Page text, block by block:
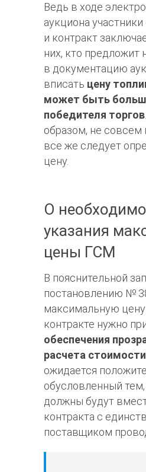
Ведь в ходе
аукциона участники
и контракт
них, кто
в документацию
вписать цену
может быть
победителя торгов
образом, не совсем
все же следует
цену.
О
указания
цены ГСМ
В пояснительной
постановлению №
максимальную
контракте нужно
обеспечения
расчета стоимости
ожидается
обусловленный тем,
должны будут
контракта с
поставщиком